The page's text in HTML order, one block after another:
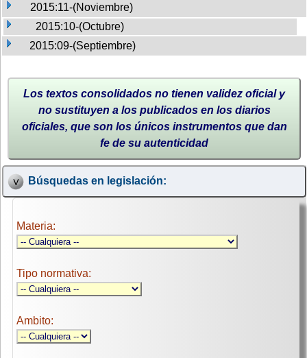
2015:11-(Noviembre)
2015:10-(Octubre)
2015:09-(Septiembre)
Los textos consolidados no tienen validez oficial y
no sustituyen a los publicados en los diarios
oficiales, que son los únicos instrumentos que dan
fe de su autenticidad
Búsquedas en legislación:
Materia:
Tipo normativa:
Ambito: